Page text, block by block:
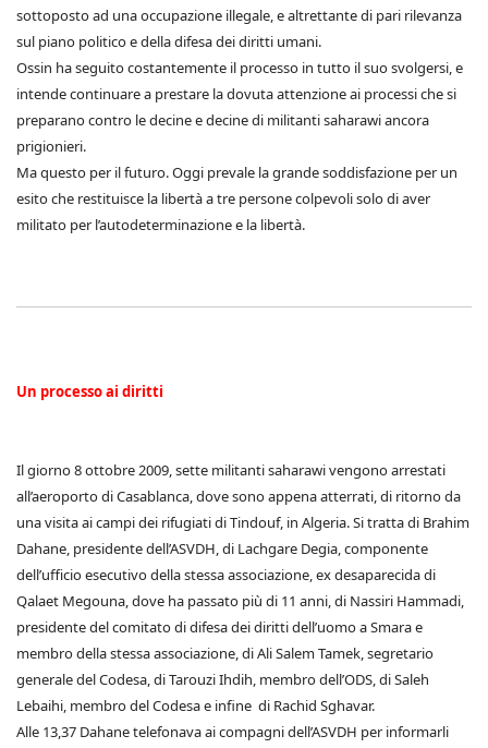
sottoposto ad una occupazione illegale, e altrettante di pari rilevanza
sul piano politico e della difesa dei diritti umani.
Ossin ha seguito costantemente il processo in tutto il suo svolgersi, e
intende continuare a prestare la dovuta attenzione ai processi che si
preparano contro le decine e decine di militanti saharawi ancora
prigionieri.
Ma questo per il futuro. Oggi prevale la grande soddisfazione per un
esito che restituisce la libertà a tre persone colpevoli solo di aver
militato per l’autodeterminazione e la libertà.
Un processo ai diritti
Il giorno 8 ottobre 2009, sette militanti saharawi vengono arrestati
all’aeroporto di Casablanca, dove sono appena atterrati, di ritorno da
una visita ai campi dei rifugiati di Tindouf, in Algeria. Si tratta di Brahim
Dahane, presidente dell’ASVDH, di Lachgare Degia, componente
dell’ufficio esecutivo della stessa associazione, ex desaparecida di
Qalaet Megouna, dove ha passato più di 11 anni, di Nassiri Hammadi,
presidente del comitato di difesa dei diritti dell’uomo a Smara e
membro della stessa associazione, di Ali Salem Tamek, segretario
generale del Codesa, di Tarouzi Ihdih, membro dell’ODS, di Saleh
Lebaihi, membro del Codesa e infine di Rachid Sghavar.
Alle 13,37 Dahane telefonava ai compagni dell’ASVDH per informarli